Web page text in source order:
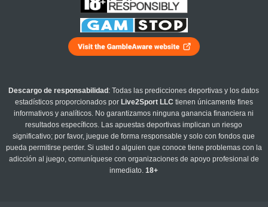
Descargo de responsabilidad : Todas las predicciones deportivas y los datos
estadísticos proporcionados por Live2Sport LLC tienen únicamente fines
informativos y analíticos. No garantizamos ninguna ganancia financiera ni
resultados específicos. Las apuestas deportivas implican un riesgo
significativo; por favor, juegue de forma responsable y solo con fondos que
pueda permitirse perder. Si usted o alguien que conoce tiene problemas con la
adicción al juego, comuníquese con organizaciones de apoyo profesional de
inmediato.18+